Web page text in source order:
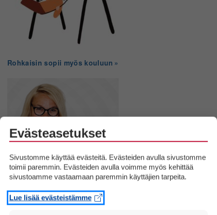
Rohkaisin sopii myös kouluun
hyvinvointialueella
vahvistetaan
Evästeasetukset
Sivustomme käyttää evästeitä. Evästeiden avulla sivustomme
toimii paremmin. Evästeiden avulla voimme myös kehittää
sivustoamme vastaamaan paremmin käyttäjien tarpeita.
Lue lisää evästeistämme